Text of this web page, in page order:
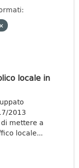
locale in
2013
mettere a
locale...